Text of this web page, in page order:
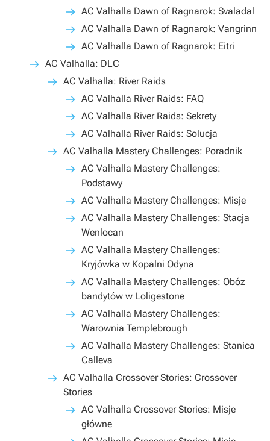
AC Valhalla Dawn of Ragnarok: Svaladal
AC Valhalla Dawn of Ragnarok: Vangrinn
AC Valhalla Dawn of Ragnarok: Eitri
AC Valhalla: DLC
AC Valhalla: River Raids
AC Valhalla River Raids: FAQ
AC Valhalla River Raids: Sekrety
AC Valhalla River Raids: Solucja
AC Valhalla Mastery Challenges: Poradnik
AC Valhalla Mastery Challenges:
Podstawy
AC Valhalla Mastery Challenges: Misje
AC Valhalla Mastery Challenges: Stacja
Wenlocan
AC Valhalla Mastery Challenges:
Kryjówka w Kopalni Odyna
AC Valhalla Mastery Challenges: Obóz
bandytów w Loligestone
AC Valhalla Mastery Challenges:
Warownia Templebrough
AC Valhalla Mastery Challenges: Stanica
Calleva
AC Valhalla Crossover Stories: Crossover
Stories
AC Valhalla Crossover Stories: Misje
główne